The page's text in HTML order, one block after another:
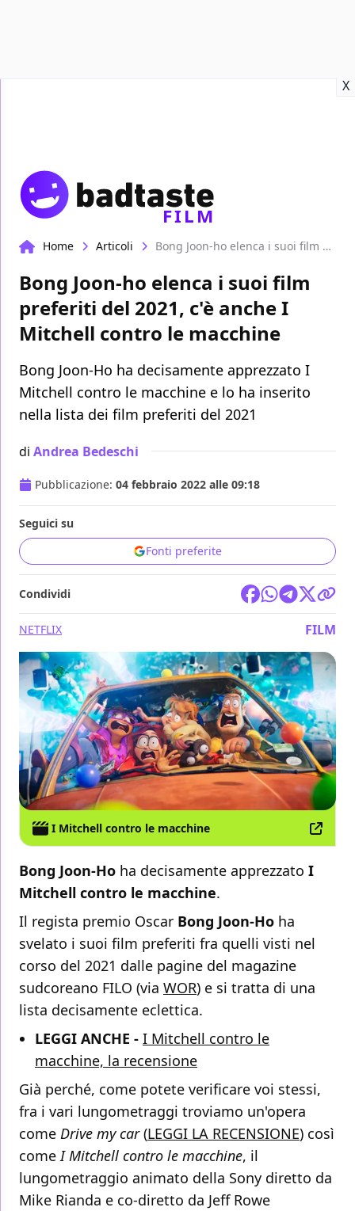
X
FILM
Home Articoli Bong Joon-ho elenca i suoi film preferiti del 2021, c'è anche I Mitchell contro le macchine
Bong Joon-ho elenca i suoi film
preferiti del 2021, c'è anche I
Mitchell contro le macchine
Bong Joon-Ho ha decisamente apprezzato I
Mitchell contro le macchine e lo ha inserito
nella lista dei film preferiti del 2021
di Andrea Bedeschi
Pubblicazione: 04 febbraio 2022 alle 09:18
Seguici su
Fonti preferite
Condividi
NETFLIX FILM
I Mitchell contro le macchine
Bong Joon-Ho ha decisamente apprezzato I
Mitchell contro le macchine.
Il regista premio Oscar Bong Joon-Ho ha
svelato i suoi film preferiti fra quelli visti nel
corso del 2021 dalle pagine del magazine
sudcoreano FILO (via WOR) e si tratta di una
lista decisamente eclettica.
LEGGI ANCHE - I Mitchell contro le
macchine, la recensione
Già perché, come potete verificare voi stessi,
fra i vari lungometraggi troviamo un'opera
come Drive my car(LEGGI LA RECENSIONE) così
comeI Mitchell contro le macchine, il
lungometraggio animato della Sony diretto da
Mike Rianda e co-diretto da Jeff Rowe